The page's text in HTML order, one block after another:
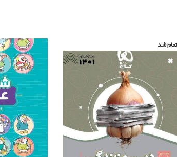
تمام شد